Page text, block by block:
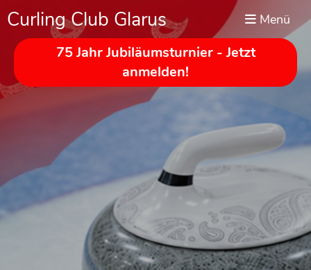
Curling Club Glarus Menü
75 Jahr Jubiläumsturnier - Jetzt
anmelden!